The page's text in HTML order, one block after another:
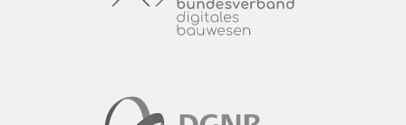
Naturstein ist ein schönes Material mit einer
Naturstein wurde von der Natur geformt und hat diesem
Prozess seine besondere Ausstrahlung zu verdanken.